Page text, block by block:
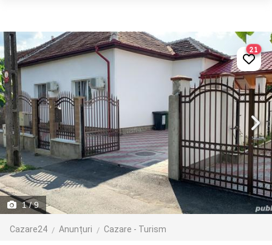
1/ 9
Cazare24 Anunțuri Cazare - Turism
21